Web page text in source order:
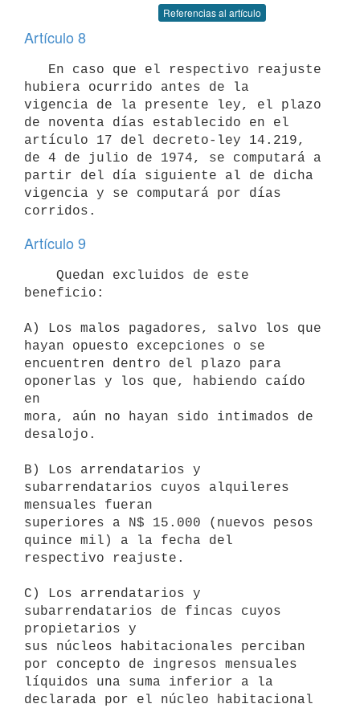
Referencias al artículo
Artículo 8
hubiera ocurrido antes de la
vigencia de la presente ley, el plazo
de noventa días establecido en el
artículo 17 del decreto-ley 14.219,
de 4 de julio de 1974, se computará a
partir del día siguiente al de dicha
vigencia y se computará por días
Artículo 9
beneficio:
A) Los malos pagadores, salvo los que
hayan opuesto excepciones o se
encuentren dentro del plazo para
oponerlas y los que, habiendo caído
en
mora, aún no hayan sido intimados de
desalojo.
B) Los arrendatarios y
subarrendatarios cuyos alquileres
mensuales fueran
superiores a N$ 15.000 (nuevos pesos
quince mil) a la fecha del
respectivo reajuste.
C) Los arrendatarios y
subarrendatarios de fincas cuyos
propietarios y
sus núcleos habitacionales perciban
por concepto de ingresos mensuales
líquidos una suma inferior a la
declarada por el núcleo habitacional